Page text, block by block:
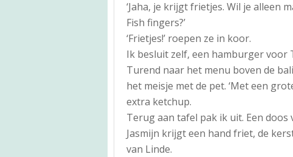
‘Jaha, je krijgt frietjes. Wil je alleen
Fish fingers?’
‘Frietjes!’ roepen ze in koor.
Ik besluit zelf, een hamburger voor
Turend naar het menu boven de
het meisje met de pet. ‘Met een
extra ketchup.
Terug aan tafel pak ik uit. Een doos
Jasmijn krijgt een hand friet, de
van Linde.